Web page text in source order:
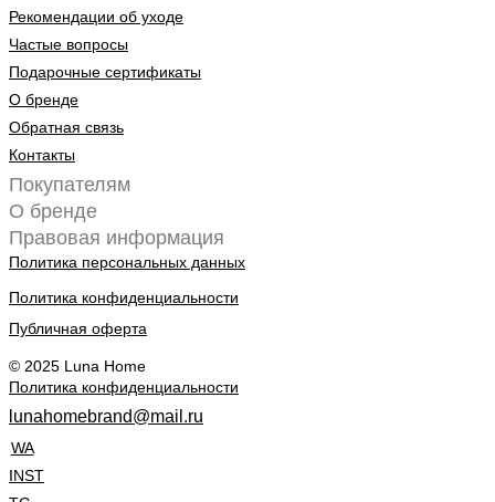
Рекомендации об уходе
Частые вопросы
Подарочные сертификаты
О бренде
Обратная связь
Контакты
Покупателям
О бренде
Правовая информация
Политика персональных данных
Политика конфиденциальности
Публичная оферта
© 2025 Luna Home
Политика конфиденциальности
lunahomebrand@mail.ru
WA
INST